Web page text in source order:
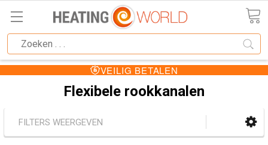
Flexibele rookkanalen
FILTERS WEERGEVEN